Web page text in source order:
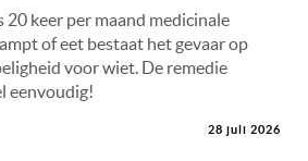
20 keer per maand medicinale
of eet bestaat het gevaar op
voor wiet. De remedie
eenvoudig!
28 juli 2026